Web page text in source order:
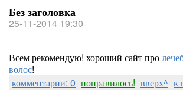
Без заголовка
25-11-2014 19:30
Всем рекомендую! хороший сайт про
волос!
комментарии: 0 понравилось! вверх^ к